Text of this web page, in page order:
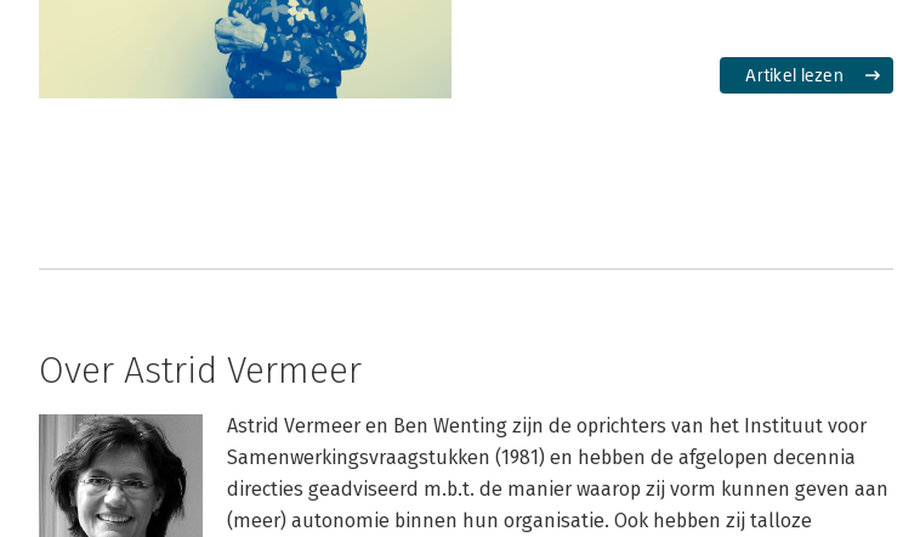
Artikel lezen
Over Astrid Vermeer
Astrid Vermeer en Ben Wenting zijn de oprichters van het Instituut voor
Samenwerkingsvraagstukken (1981) en hebben de afgelopen decennia
directies geadviseerd m.b.t. de manier waarop zij vorm kunnen geven aan
(meer) autonomie binnen hun organisatie. Ook hebben zij talloze